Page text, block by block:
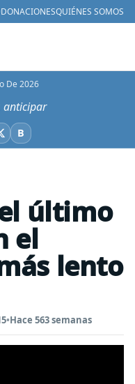
DONACIONESQUIÉNES SOMOS
De 2026
anticipar
BBluesky
último
el
lento
•Hace 563 semanas